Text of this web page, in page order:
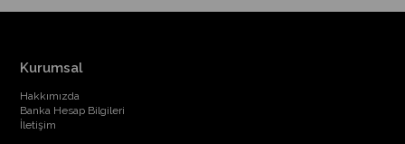
Kurumsal
Hakkımızda
Banka Hesap Bilgileri
İletişim